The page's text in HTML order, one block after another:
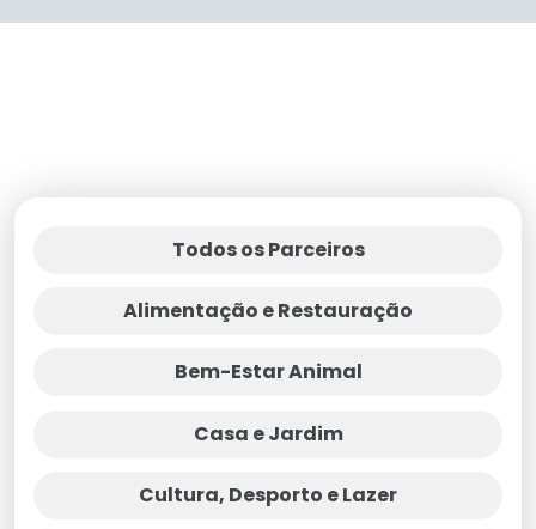
Todos os Parceiros
Alimentação e Restauração
Bem-Estar Animal
Casa e Jardim
Cultura, Desporto e Lazer